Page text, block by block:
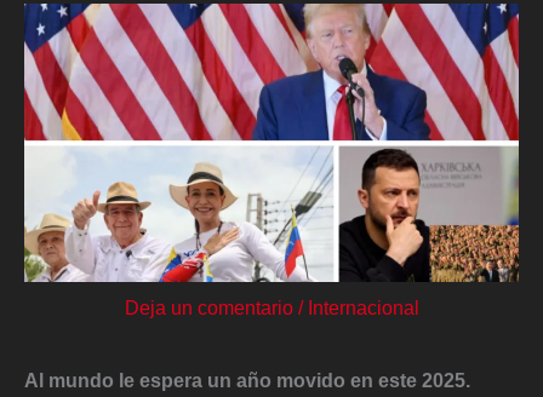
Deja un comentario / Internacional
Al mundo le espera un año movido en este 2025.